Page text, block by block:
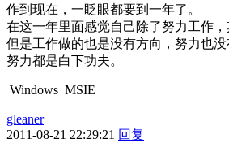
作到现在，一眨眼都要到一年了。
在这一年里面感觉自己除了努力工作，
但是工作做的也是没有方向，努力也
努力都是白下功夫。
Windows MSIE
gleaner
2011-08-21 22:29:21 回复